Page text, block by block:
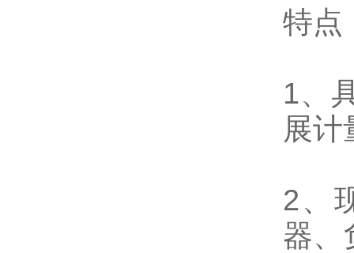
特点
1、
展计
2、
器、